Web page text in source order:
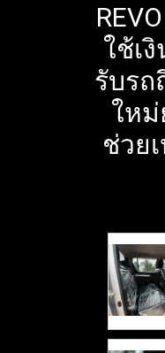
ใช้เ
รับร
ใหม่
ช่วย